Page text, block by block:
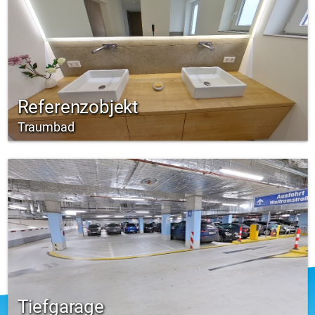
Referenzobjekt
Traumbad
Tiefgarage